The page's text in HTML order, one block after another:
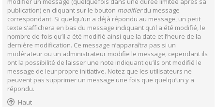
publication) en cliquant sur le bouton modifierdu message
correspondant. Si quelqu’un a déjà répondu au message, un petit
texte s’affichera en bas du message indiquant qu’il a été modifié, le
nombre de fois qu’il a été modifié ainsi que la date et l’heure de la
dernière modification. Ce message n’apparaîtra pas si un
modérateur ou un administrateur modifie le message, cependant ils
ont la possibilité de laisser une note indiquant qu’ils ont modifié le
message de leur propre initiative. Notez que les utilisateurs ne
peuvent pas supprimer un message une fois que quelqu’un y a
répondu.
Haut